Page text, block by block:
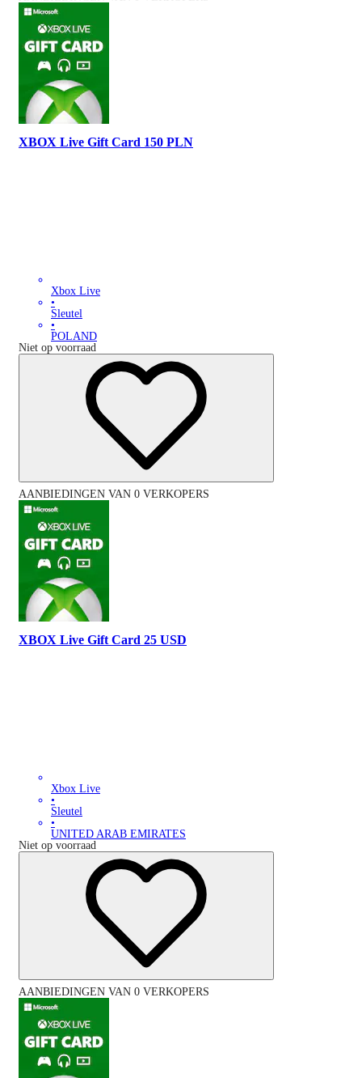
XBOX Live Gift Card 150 PLN
Xbox Live
•
Sleutel
•
POLAND
Niet op voorraad
AANBIEDINGEN VAN 0 VERKOPERS
XBOX Live Gift Card 25 USD
Xbox Live
•
Sleutel
•
UNITED ARAB EMIRATES
Niet op voorraad
AANBIEDINGEN VAN 0 VERKOPERS